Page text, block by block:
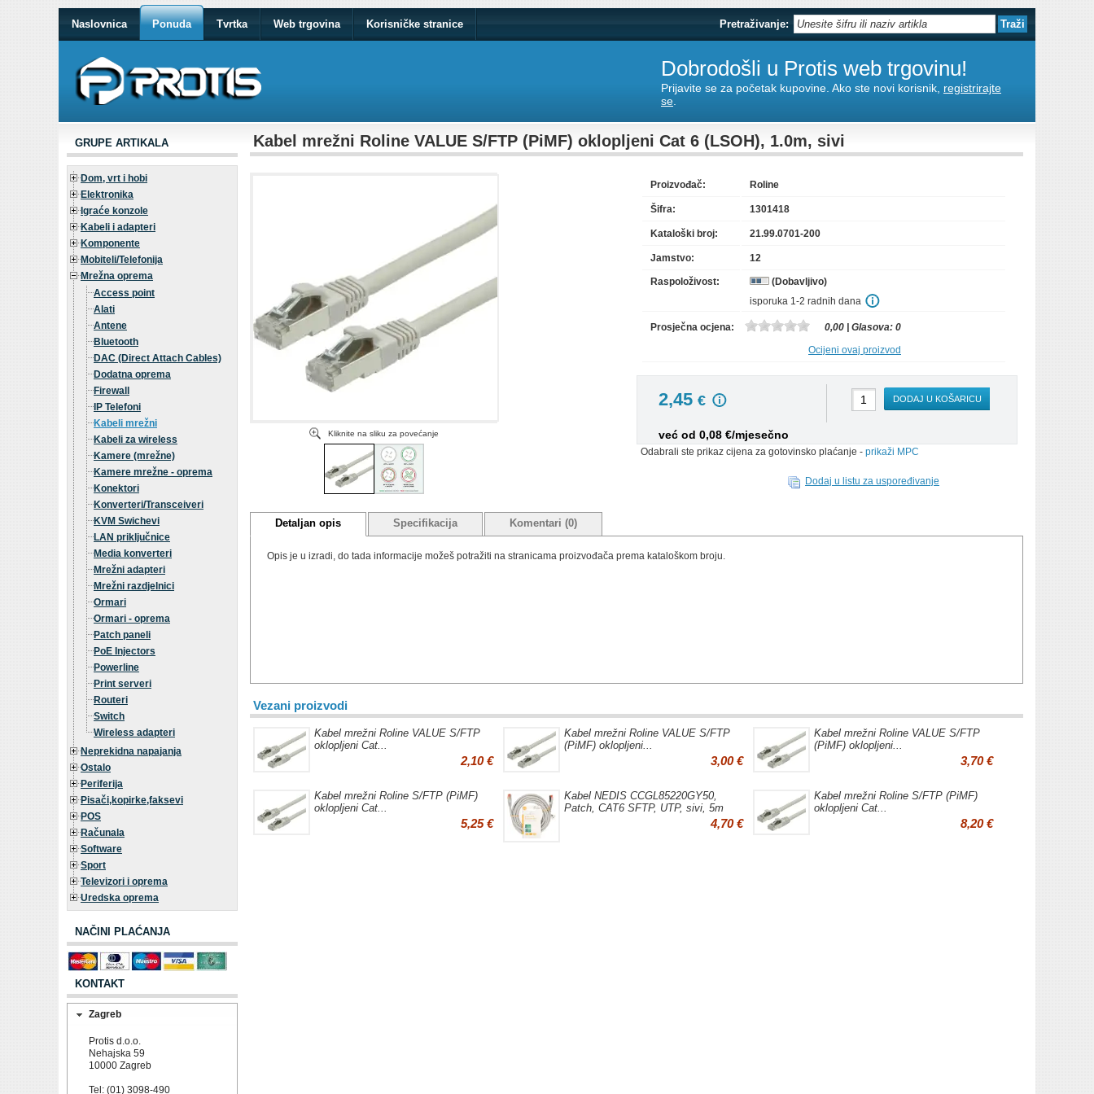
Naslovnica Ponuda Tvrtka Web trgovina Korisničke stranice Pretraživanje:
Dobrodošli u Protis web trgovinu!
Prijavite se za početak kupovine. Ako ste novi korisnik, registrirajte
se
GRUPE ARTIKALA
Dom, vrt i hobi
Elektronika
Igraće konzole
Kabeli i adapteri
Komponente
Mobiteli/Telefonija
Mrežna oprema
Access point
Alati
Antene
Bluetooth
DAC (Direct Attach Cables)
Dodatna oprema
Firewall
IP Telefoni
Kabeli mrežni
Kabeli za wireless
Kamere (mrežne)
Kamere mrežne - oprema
Konektori
Konverteri/Transceiveri
KVM Swichevi
LAN priključnice
Media konverteri
Mrežni adapteri
Mrežni razdjelnici
Ormari
Ormari - oprema
Patch paneli
PoE Injectors
Powerline
Print serveri
Routeri
Switch
Wireless adapteri
Neprekidna napajanja
Ostalo
Periferija
Pisači,kopirke,faksevi
POS
Računala
Software
Sport
Televizori i oprema
Uredska oprema
NAČINI PLAĆANJA
KONTAKT
Zagreb
Protis d.o.o.
Nehajska 59
10000 Zagreb
Tel: (01) 3098-490
Kabel mrežni Roline VALUE S/FTP (PiMF) oklopljeni Cat 6 (LSOH), 1.0m, sivi
Kliknite na sliku za povećanje
Proizvođač: Roline
Šifra: 1301418
Kataloški broj: 21.99.0701-200
Jamstvo: 12
Raspoloživost:
(Dobavljivo)
isporuka 1-2 radnih dana
Prosječna ocjena: 0,00 | Glasova: 0
Ocijeni ovaj proizvod
2,45 €
već od 0,08 €/mjesečno
DODAJ U KOŠARICU
Odabrali ste prikaz cijena za gotovinsko plaćanje - prikaži MPC
Dodaj u listu za uspoređivanje
Detaljan opis Specifikacija Komentari (0)
Opis je u izradi, do tada informacije možeš potražiti na stranicama proizvođača prema kataloškom broju.
Vezani proizvodi
Kabel mrežni Roline VALUE S/FTP
oklopljeni Cat...
2,10 €
Kabel mrežni Roline VALUE S/FTP
(PiMF) oklopljeni...
3,00 €
Kabel mrežni Roline VALUE S/FTP
(PiMF) oklopljeni...
3,70 €
Kabel mrežni Roline S/FTP (PiMF)
oklopljeni Cat...
5,25 €
Kabel NEDIS CCGL85220GY50,
Patch, CAT6 SFTP, UTP, sivi, 5m
4,70 €
Kabel mrežni Roline S/FTP (PiMF)
oklopljeni Cat...
8,20 €